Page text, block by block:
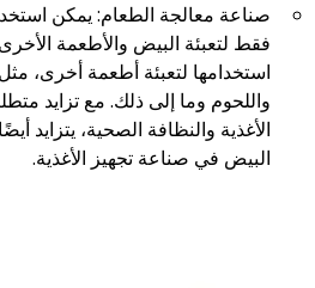
صناعة معالجة الطعام: يمكن
فقط لتعبئة البيض والأطعمة
استخدامها لتعبئة أطعمة أخرى،
واللحوم وما إلى ذلك. مع تزايد
الأغذية والنظافة الصحية، يتزايد
البيض في صناعة تجهيز الأغذية.